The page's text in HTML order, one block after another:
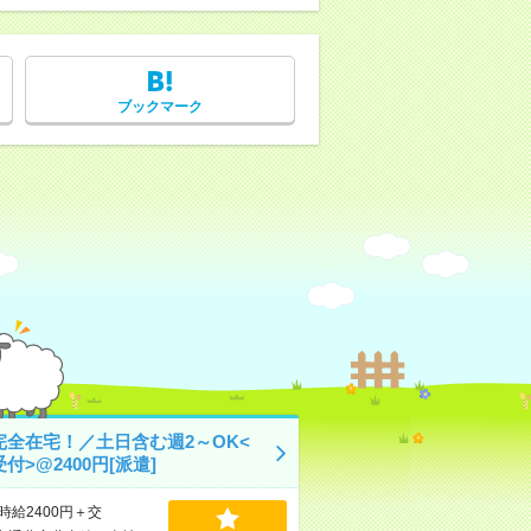
ブックマーク
全在宅！／土日含む週2～OK<
付>@2400円[派遣]
給2400円＋交